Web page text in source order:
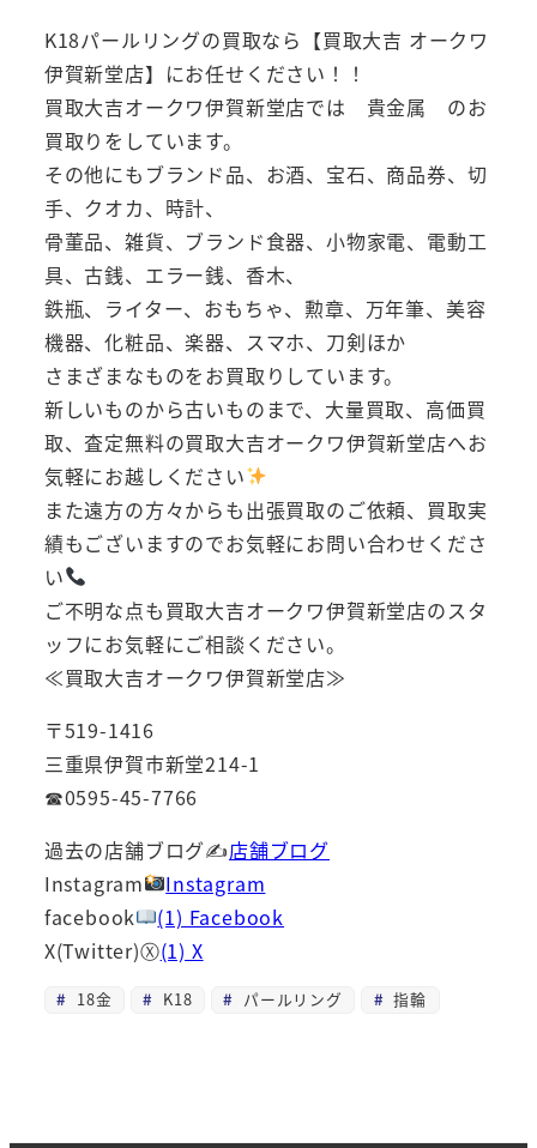
K18パールリングの買取なら【買取大吉 オークワ
伊賀新堂店】にお任せください！！
買取大吉オークワ伊賀新堂店では 貴金属 のお
買取りをしています。
その他にもブランド品、お酒、宝石、商品券、切
手、クオカ、時計、
骨董品、雑貨、ブランド食器、小物家電、電動工
具、古銭、エラー銭、香木、
鉄瓶、ライター、おもちゃ、勲章、万年筆、美容
機器、化粧品、楽器、スマホ、刀剣ほか
さまざまなものをお買取りしています。
新しいものから古いものまで、大量買取、高価買
取、査定無料の買取大吉オークワ伊賀新堂店へお
気軽にお越しください
また遠方の方々からも出張買取のご依頼、買取実
績もございますのでお気軽にお問い合わせくださ
い
ご不明な点も買取大吉オークワ伊賀新堂店のスタ
ッフにお気軽にご相談ください。
≪買取大吉オークワ伊賀新堂店≫
〒519-1416
三重県伊賀市新堂214-1
☎0595-45-7766
過去の店舗ブログ✍店舗ブログ
Instagram
Instagram
facebook
(1) Facebook
X(Twitter)Ⓧ(1) X
18金 K18 パールリング 指輪